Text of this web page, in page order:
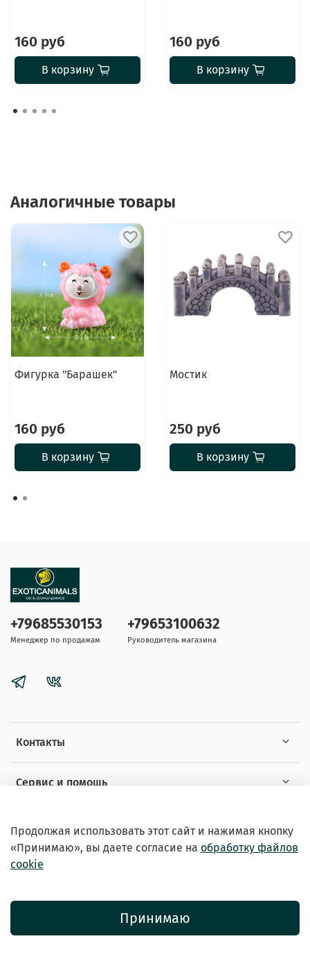
160 руб
В корзину
160 руб
В корзину
Аналогичные товары
Фигурка "Барашек"
160 руб
В корзину
Мостик
250 руб
В корзину
Контакты
Сервис и помощь
+79685530153
Менеджер по продажам
+79653100632
Руководитель магазина
© 2026 Зоомагазин «EXOTICANIMALS»
Продолжая использовать этот сайт и нажимая кнопку
«Принимаю», вы даете согласие на обработку файлов
cookie
Принимаю